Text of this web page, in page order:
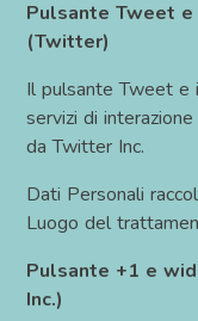
Pulsante Tweet
(Twitter)
Il pulsante Tweet e
servizi di
da Twitter Inc.
Dati Personali
Luogo del
Pulsante +1 e
Inc.)